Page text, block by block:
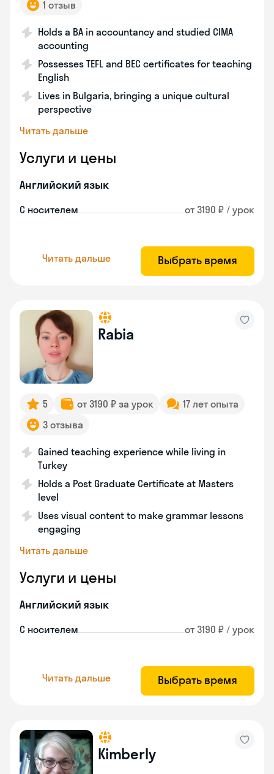
1 отзыв
Holds a BA in accountancy and studied CIMA
accounting
Possesses TEFL and BEC certificates for teaching
English
Lives in Bulgaria, bringing a unique cultural
perspective
Читать дальше
Услуги и цены
Английский язык
С носителем от 3190 ₽ / урок
Читать дальше Выбрать время
Rabia
5 от 3190 ₽ за урок
17 лет опыта
3 отзыва
Gained teaching experience while living in
Turkey
Holds a Post Graduate Certificate at Masters
level
Uses visual content to make grammar lessons
engaging
Читать дальше
Услуги и цены
Английский язык
С носителем от 3190 ₽ / урок
Читать дальше Выбрать время
Kimberly